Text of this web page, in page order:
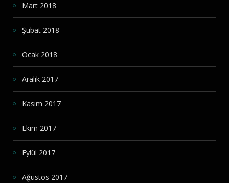
Mart 2018
Şubat 2018
Ocak 2018
Aralık 2017
Kasım 2017
Ekim 2017
Eylül 2017
Ağustos 2017